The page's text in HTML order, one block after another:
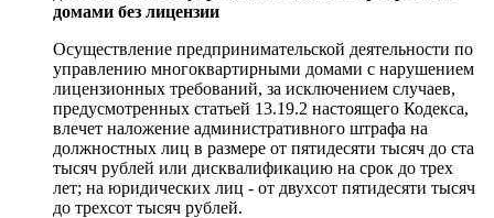
домами без лицензии
Осуществление предпринимательской деятельности по
управлению многоквартирными домами с нарушением
лицензионных требований, за исключением случаев,
предусмотренных статьей 13.19.2 настоящего Кодекса,
влечет наложение административного штрафа на
должностных лиц в размере от пятидесяти тысяч до ста
тысяч рублей или дисквалификацию на срок до трех
лет; на юридических лиц - от двухсот пятидесяти тысяч
до трехсот тысяч рублей.